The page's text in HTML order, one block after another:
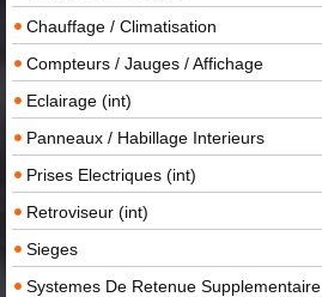
Chauffage / Climatisation
Compteurs / Jauges / Affichage
Eclairage (int)
Panneaux / Habillage Interieurs
Prises Electriques (int)
Retroviseur (int)
Sieges
Systemes De Retenue Supplementaire